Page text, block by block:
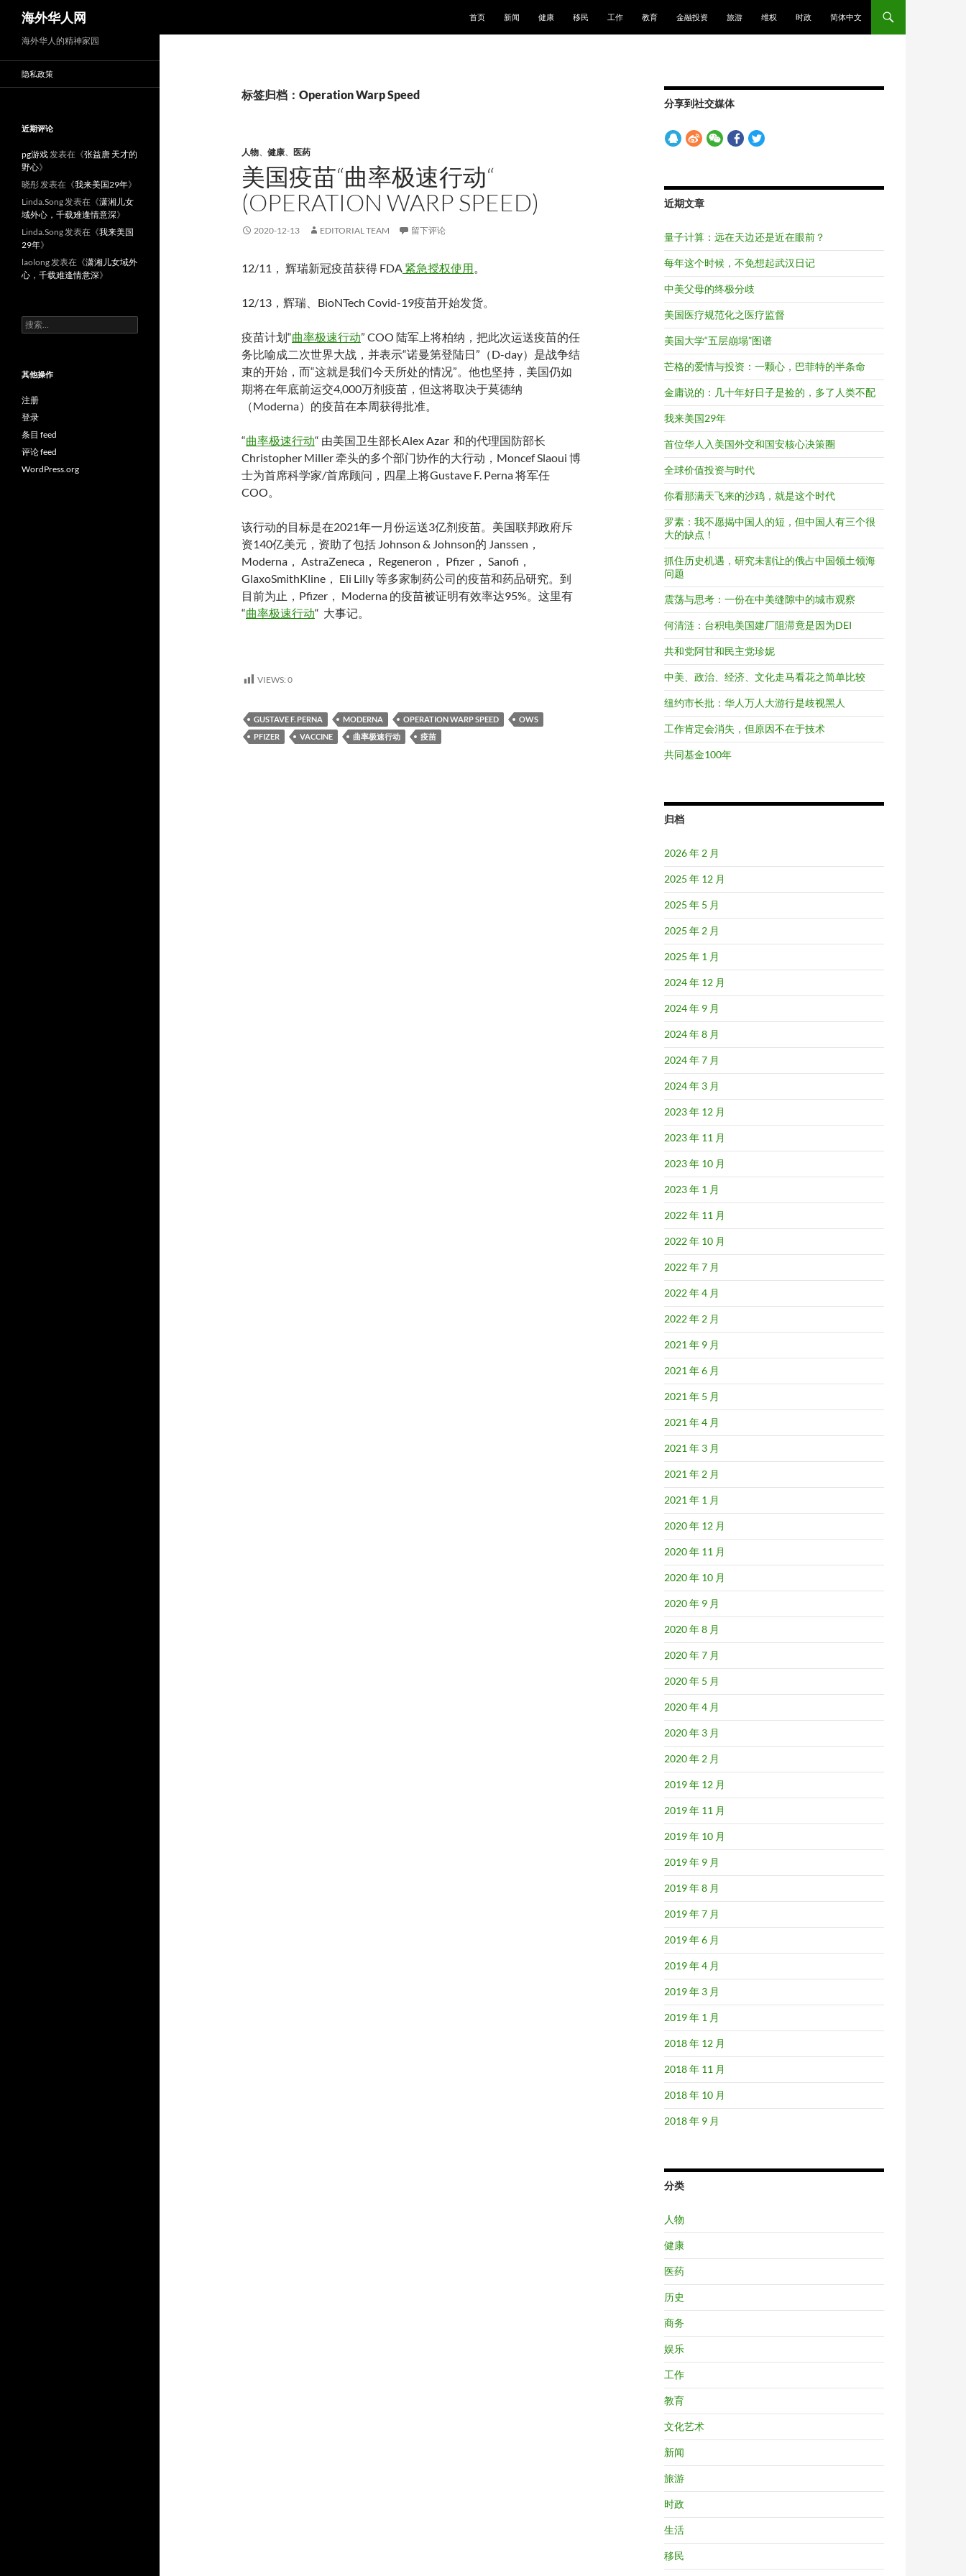
海外华人网
首页
新闻 健康 移民 工作 教育 金融投资 旅游 维权 时政 简体中文
标签归档：Operation Warp Speed
人物、 健康、 医药
美国疫苗“曲率极速行动“
(OPERATION WARP SPEED)
2020-12-13 EDITORIAL TEAM 留下评论
12/11， 辉瑞新冠疫苗获得 FDA 紧急授权使用。
12/13，辉瑞、BioNTech Covid-19疫苗开始发货。
疫苗计划“曲率极速行动” COO 陆军上将柏纳，把此次运送疫苗的任
务比喻成二次世界大战，并表示“诺曼第登陆日”（D-day）是战争结
束的开始，而“这就是我们今天所处的情况”。他也坚持，美国仍如
期将在年底前运交4,000万剂疫苗，但这将取决于莫德纳
（Moderna）的疫苗在本周获得批准。
“曲率极速行动“ 由美国卫生部长Alex Azar 和的代理国防部长
Christopher Miller 牵头的多个部门协作的大行动，Moncef Slaoui 博
士为首席科学家/首席顾问，四星上将Gustave F. Perna 将军任
COO。
该行动的目标是在2021年一月份运送3亿剂疫苗。美国联邦政府斥
资140亿美元，资助了包括 Johnson & Johnson的 Janssen，
Moderna， AstraZeneca， Regeneron， Pfizer， Sanofi，
GlaxoSmithKline， Eli Lilly 等多家制药公司的疫苗和药品研究。到
目前为止，Pfizer， Moderna 的疫苗被证明有效率达95%。这里有
“曲率极速行动“ 大事记。
VIEWS: 0
GUSTAVE F. PERNA MODERNA OPERATION WARP SPEED
OWS
PFIZER
VACCINE 曲率极速行动 疫苗
分享到社交媒体
近期文章
量子计算：远在天边还是近在眼前？
每年这个时候，不免想起武汉日记
中美父母的终极分歧
美国医疗规范化之医疗监督
美国大学“五层崩塌”图谱
芒格的爱情与投资：一颗心，巴菲特的半条命
金庸说的：几十年好日子是捡的，多了人类不配
我来美国29年
首位华人入美国外交和国安核心决策圈
全球价值投资与时代
你看那满天飞来的沙鸡，就是这个时代
罗素：我不愿揭中国人的短，但中国人有三个很
大的缺点！
抓住历史机遇，研究未割让的俄占中国领土领海
问题
震荡与思考：一份在中美缝隙中的城市观察
何清涟：台积电美国建厂阻滞竟是因为DEI
共和党阿甘和民主党珍妮
中美、政治、经济、文化走马看花之简单比较
纽约市长批：华人万人大游行是歧视黑人
工作肯定会消失，但原因不在于技术
共同基金100年
归档
2026 年 2 月
2025 年 12 月
2025 年 5 月
2025 年 2 月
2025 年 1 月
2024 年 12 月
2024 年 9 月
2024 年 8 月
2024 年 7 月
2024 年 3 月
2023 年 12 月
2023 年 11 月
2023 年 10 月
2023 年 1 月
2022 年 11 月
2022 年 10 月
2022 年 7 月
2022 年 4 月
2022 年 2 月
2021 年 9 月
2021 年 6 月
2021 年 5 月
2021 年 4 月
2021 年 3 月
2021 年 2 月
2021 年 1 月
2020 年 12 月
2020 年 11 月
2020 年 10 月
2020 年 9 月
2020 年 8 月
2020 年 7 月
2020 年 5 月
2020 年 4 月
2020 年 3 月
2020 年 2 月
2019 年 12 月
2019 年 11 月
2019 年 10 月
2019 年 9 月
2019 年 8 月
2019 年 7 月
2019 年 6 月
2019 年 4 月
2019 年 3 月
2019 年 1 月
2018 年 12 月
2018 年 11 月
2018 年 10 月
2018 年 9 月
分类
人物
健康
医药
历史
商务
娱乐
工作
教育
文化艺术
新闻
旅游
时政
生活
移民
海外华人的精神家园
隐私政策
近期评论
pg游戏发表在《张益唐 天才的
野心》
晓彤发表在《我来美国29年》
Linda.Song发表在《潇湘儿女
域外心，千载难逢情意深》
Linda.Song发表在《我来美国
29年》
laolong发表在《潇湘儿女域外
心，千载难逢情意深》
搜
索：
其他操作
注册
登录
条目 feed
评论 feed
WordPress.org